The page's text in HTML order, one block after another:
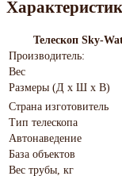
Телескоп Sky-
Производитель:
Вес
Размеры (Д х Ш х В)
Страна изготовитель
Тип телескопа
Автонаведение
База объектов
Вес трубы, кг